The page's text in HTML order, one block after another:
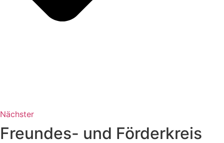
Nächster
Freundes- und Förderkreis